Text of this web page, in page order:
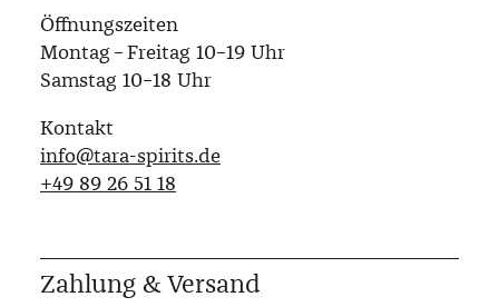
Öffnungszeiten
Montag – Freitag 10–19 Uhr
Samstag 10–18 Uhr
Kontakt
info@tara-spirits.de
‭+49 89 26 51 18‬
Zahlung & Versand